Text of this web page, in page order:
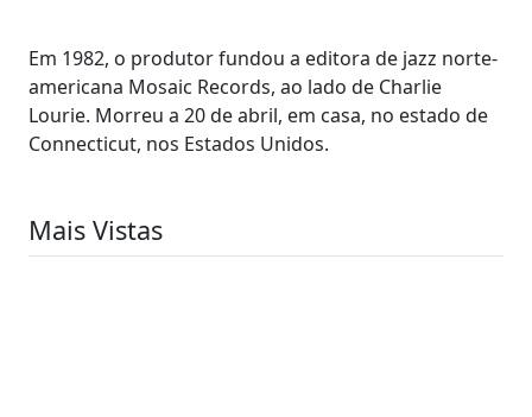
Em 1982, o produtor fundou a editora de jazz norte-
americana Mosaic Records, ao lado de Charlie
Lourie. Morreu a 20 de abril, em casa, no estado de
Connecticut, nos Estados Unidos.
Mais Vistas